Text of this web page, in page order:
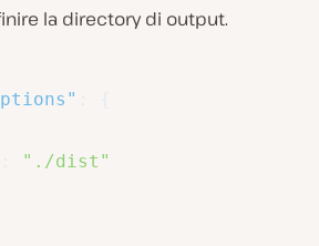
la directory di output.
"./dist"